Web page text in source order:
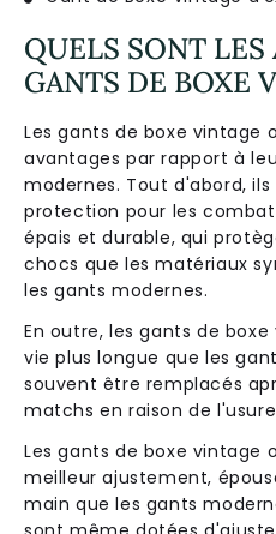
QUELS SONT LES
GANTS DE BOXE
Les gants de boxe vintage
avantages par rapport à
modernes. Tout d'abord,
protection pour les
épais et durable, qui
chocs que les matériaux
les gants modernes.
En outre, les gants de
vie plus longue que les
souvent être remplacés
matchs en raison de
Les gants de boxe vintage
meilleur ajustement,
main que les gants